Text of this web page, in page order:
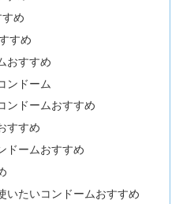
め
すめ
おすすめ
ンドーム
ンドームおすすめ
すすめ
ドームおすすめ
いたいコンドームおすすめ